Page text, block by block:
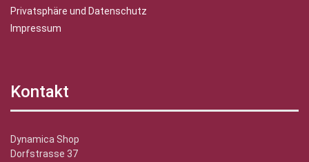
Privatsphäre und Datenschutz
Impressum
Kontakt
Dynamica Shop
Dorfstrasse 37